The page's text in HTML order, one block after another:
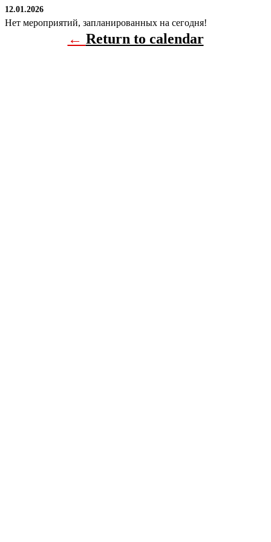
12.01.2026
Нет мероприятий, запланированных на сегодня!
← Return to calendar